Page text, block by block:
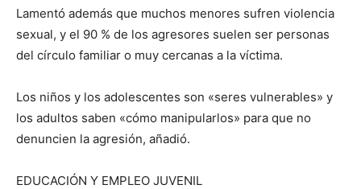
Lamentó además que muchos menores sufren violencia
sexual, y el 90 % de los agresores suelen ser personas
del círculo familiar o muy cercanas a la víctima.
Los niños y los adolescentes son «seres vulnerables» y
los adultos saben «cómo manipularlos» para que no
denuncien la agresión, añadió.
EDUCACIÓN Y EMPLEO JUVENIL